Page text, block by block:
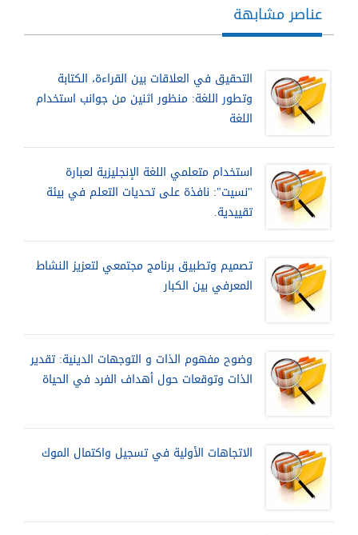
عناصر مشابهة
التحقيق في العلاقات بين القراءة، الكتابة
وتطور اللغة: منظور اثنين من جوانب استخدام
اللغة
استخدام متعلمي اللغة الإنجليزية لعبارة
"نسيت": نافذة على تحديات التعلم في بيئة
تقييدية.
تصميم وتطبيق برنامج مجتمعي لتعزيز النشاط
المعرفي بين الكبار
وضوح مفهوم الذات و التوجهات الدينية: تقدير
الذات وتوقعات حول أهداف الفرد في الحياة
الاتجاهات الأولية في تسجيل واكتمال الموك